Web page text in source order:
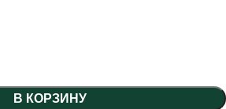
В КОРЗИНУ